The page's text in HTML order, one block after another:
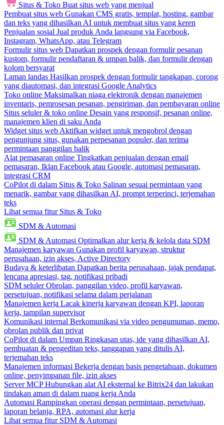
Situs & Toko Buat situs web yang menjual
Pembuat situs web Gunakan CMS gratis, templat, hosting, gambar
dan teks yang dihasilkan AI untuk membuat situs yang keren
Penjualan sosial Jual produk Anda langsung via Facebook,
Instagram, WhatsApp, atau Telegram
Formulir situs web Dapatkan prospek dengan formulir pesanan
kustom, formulir pendaftaran & umpan balik, dan formulir dengan
kolom bersyarat
Laman landas Hasilkan prospek dengan formulir tangkapan, corong
yang diautomasi, dan integrasi Google Analytics
Toko online Maksimalkan niaga elektronik dengan manajemen
inventaris, pemrosesan pesanan, pengiriman, dan pembayaran online
Situs seluler & toko online Desain yang responsif, pesanan online,
manajemen klien di saku Anda
Widget situs web Aktifkan widget untuk mengobrol dengan
pengunjung situs, gunakan perpesanan populer, dan terima
permintaan panggilan balik
Alat pemasaran online Tingkatkan penjualan dengan email
pemasaran, Iklan Facebook atau Google, automasi pemasaran,
integrasi CRM
CoPilot di dalam Situs & Toko Salinan sesuai permintaan yang
menarik, gambar yang dihasilkan AI, prompt terperinci, terjemahan
teks
Lihat semua fitur Situs & Toko
SDM & Automasi
SDM & Automasi Optimalkan alur kerja & kelola data SDM
Manajemen karyawan Gunakan profil karyawan, struktur
perusahaan, izin akses, Active Directory
Budaya & keterlibatan Dapatkan berita perusahaan, jajak pendapat,
lencana apresiasi, tag, notifikasi pribadi
SDM seluler Obrolan, panggilan video, profil karyawan,
persetujuan, notifikasi selama dalam perjalanan
Manajemen kerja Lacak kinerja karyawan dengan KPI, laporan
kerja, tampilan supervisor
Komunikasi internal Berkomunikasi via video pengumuman, memo,
obrolan publik dan privat
CoPilot di dalam Umpan Ringkasan utas, ide yang dihasilkan AI,
pembuatan & pengeditan teks, tanggapan yang ditulis AI,
terjemahan teks
Manajemen informasi Bekerja dengan basis pengetahuan, dokumen
online, penyimpanan file, izin akses
Server MCP Hubungkan alat AI eksternal ke Bitrix24 dan lakukan
tindakan aman di dalam ruang kerja Anda
Automasi Rampingkan operasi dengan permintaan, persetujuan,
laporan belanja, RPA, automasi alur kerja
Lihat semua fitur SDM & Automasi